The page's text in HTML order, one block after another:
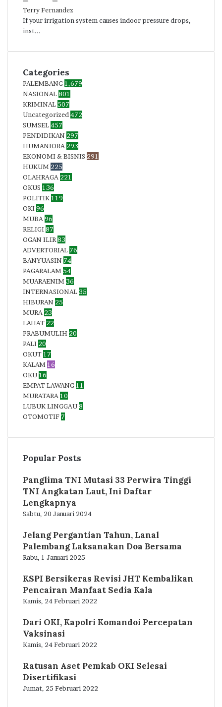
Terry Fernandez
If your irrigation system causes indoor pressure drops,
inst...
Categories
PALEMBANG1,679
NASIONAL801
KRIMINAL507
Uncategorized 472
SUMSEL457
PENDIDIKAN 297
HUMANIORA 293
EKONOMI & BISNIS 291
HUKUM 225
OLAHRAGA 221
OKUS 136
POLITIK119
OKI96
MUBA 96
RELIGI87
OGAN ILIR83
ADVERTORIAL 76
BANYUASIN 74
PAGARALAM54
MUARAENIM36
INTERNASIONAL35
HIBURAN 25
MURA 23
LAHAT 22
PRABUMULIH 20
PALI 20
OKUT17
KALAM16
OKU16
EMPAT LAWANG11
MURATARA 10
LUBUK LINGGAU8
OTOMOTIF 7
Popular Posts
Panglima TNI Mutasi 33 Perwira Tinggi
TNI Angkatan Laut, Ini Daftar
Lengkapnya
Sabtu, 20 Januari 2024
Jelang Pergantian Tahun, Lanal
Palembang Laksanakan Doa Bersama
Rabu, 1 Januari 2025
KSPI Bersikeras Revisi JHT Kembalikan
Pencairan Manfaat Sedia Kala
Kamis, 24 Februari 2022
Dari OKI, Kapolri Komandoi Percepatan
Vaksinasi
Kamis, 24 Februari 2022
Ratusan Aset Pemkab OKI Selesai
Disertifikasi
Jumat, 25 Februari 2022